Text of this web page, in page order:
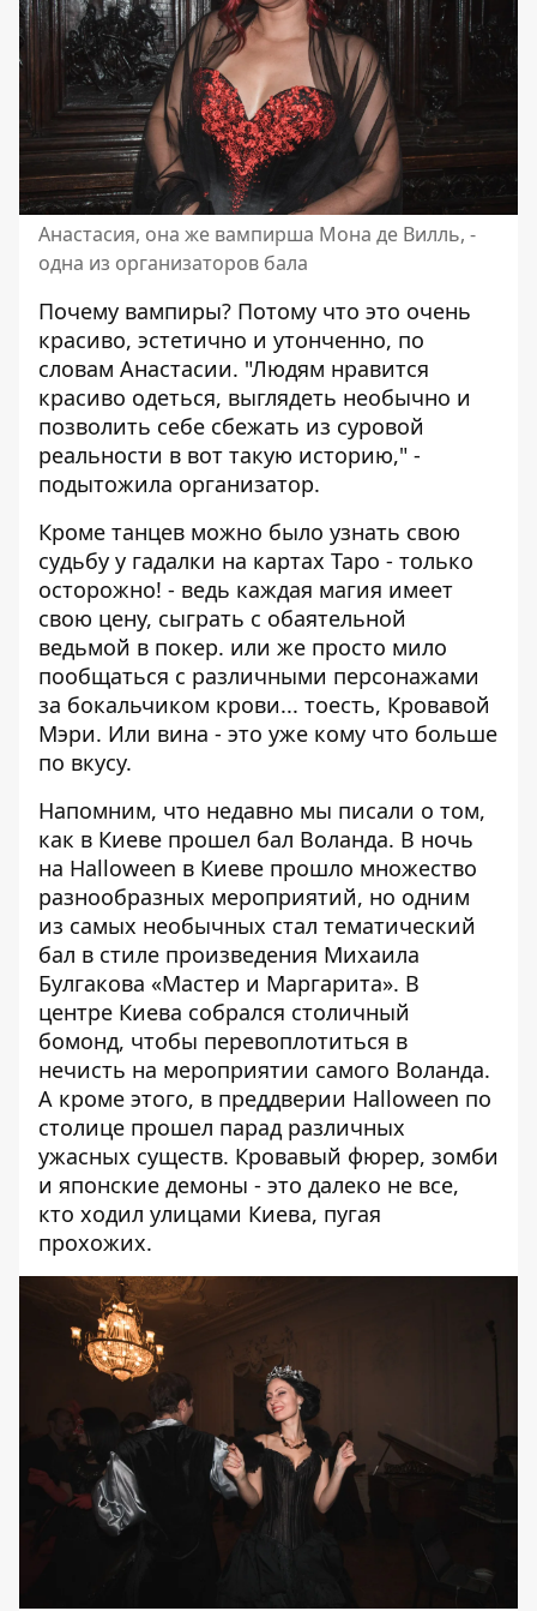
Анастасия, она же вампирша Мона де Вилль, -
одна из организаторов бала
Почему вампиры? Потому что это очень
красиво, эстетично и утонченно, по
словам Анастасии. "Людям нравится
красиво одеться, выглядеть необычно и
позволить себе сбежать из суровой
реальности в вот такую историю," -
подытожила организатор.
Кроме танцев можно было узнать свою
судьбу у гадалки на картах Таро - только
осторожно! - ведь каждая магия имеет
свою цену, сыграть с обаятельной
ведьмой в покер. или же просто мило
пообщаться с различными персонажами
за бокальчиком крови... тоесть, Кровавой
Мэри. Или вина - это уже кому что больше
по вкусу.
Напомним, что недавно мы писали о том,
как в Киеве прошел бал Воланда. В ночь
на Halloween в Киеве прошло множество
разнообразных мероприятий, но одним
из самых необычных стал тематический
бал в стиле произведения Михаила
Булгакова «Мастер и Маргарита». В
центре Киева собрался столичный
бомонд, чтобы перевоплотиться в
нечисть на мероприятии самого Воланда.
А кроме этого, в преддверии Halloween по
столице прошел парад различных
ужасных существ. Кровавый фюрер, зомби
и японские демоны - это далеко не все,
кто ходил улицами Киева, пугая
прохожих.